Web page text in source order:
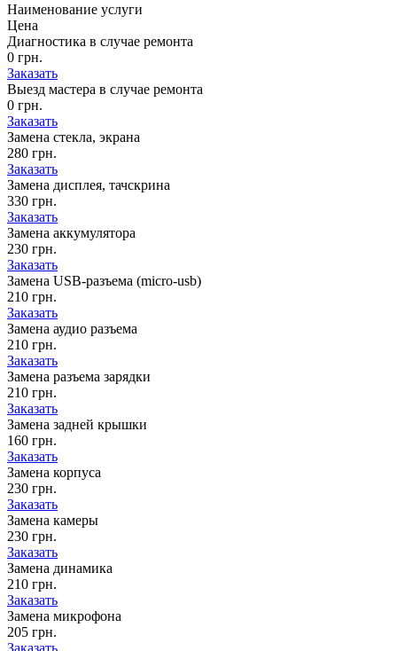
Наименование услуги
Цена
Диагностика в случае ремонта
0 грн.
Заказать
Выезд мастера в случае ремонта
0 грн.
Заказать
Замена стекла, экрана
280 грн.
Заказать
Замена дисплея, тачскрина
330 грн.
Заказать
Замена аккумулятора
230 грн.
Заказать
Замена USB-разъема (micro-usb)
210 грн.
Заказать
Замена аудио разъема
210 грн.
Заказать
Замена разъема зарядки
210 грн.
Заказать
Замена задней крышки
160 грн.
Заказать
Замена корпуса
230 грн.
Заказать
Замена камеры
230 грн.
Заказать
Замена динамика
210 грн.
Заказать
Замена микрофона
205 грн.
Заказать